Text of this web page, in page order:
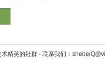
精英的社群 - 联系我们：